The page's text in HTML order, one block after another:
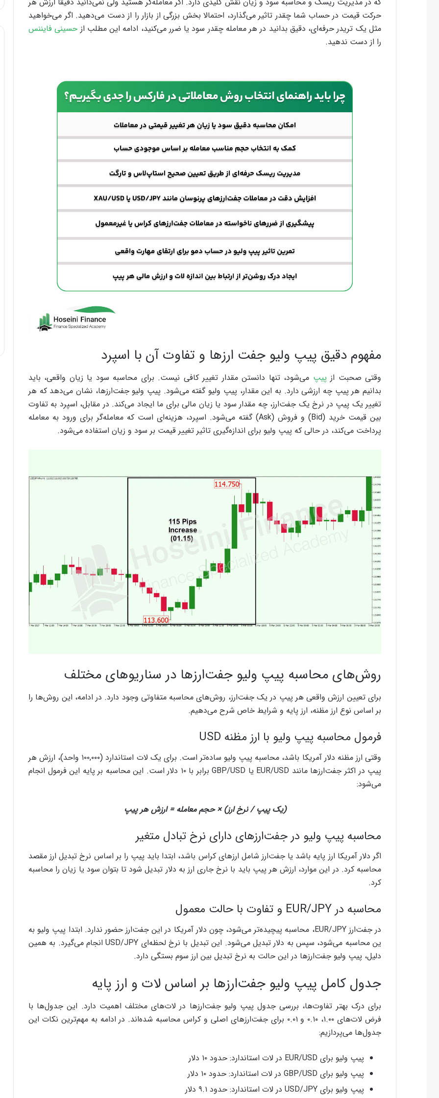
حرکت قیمت در حساب شما چقدر تاثیر می‌گذارد، احتمالا بخش بزرگی از بازار را از دست می‌دهید. اگر می‌خواهید
مثل یک تریدر حرفه‌ای، دقیق بدانید در هر معامله چقدر سود یا ضرر می‌کنید، ادامه این مطلب از حسینی فایننس
را از دست ندهید.
مفهوم دقیق پیپ ولیو جفت‌ ارزها و تفاوت آن با اسپرد
وقتی صحبت از پیپ می‌شود، تنها دانستن مقدار تغییر کافی نیست. برای محاسبه سود یا زیان واقعی، باید
بدانیم هر پیپ چه ارزشی دارد. به این مقدار، پیپ ولیو گفته می‌شود. پیپ ولیو جفت‌ارزها، نشان می‌دهد که هر
تغییر یک پیپ در نرخ یک جفت‌ارز، چه مقدار سود یا زیان مالی برای ما ایجاد می‌کند. در مقابل، اسپرد به تفاوت
بین قیمت خرید (Bid) و فروش (Ask) گفته می‌شود. اسپرد، هزینه‌ای است که معامله‌گر برای ورود به معامله
پرداخت می‌کند، در حالی که پیپ ولیو برای اندازه‌گیری تاثیر تغییر قیمت بر سود و زیان استفاده می‌شود.
روش‌های محاسبه پیپ ولیو جفت‌ارزها در سناریوهای مختلف
برای تعیین ارزش واقعی هر پیپ در یک جفت‌ارز، روش‌های محاسبه متفاوتی وجود دارد. در ادامه، این روش‌ها را
بر اساس نوع ارز مظنه، ارز پایه و شرایط خاص شرح می‌دهیم.
فرمول محاسبه پیپ ولیو با ارز مظنه USD
وقتی ارز مظنه دلار آمریکا باشد، محاسبه پیپ ولیو ساده‌تر است. برای یک لات استاندارد (۱۰۰,۰۰۰ واحد)، ارزش هر
پیپ در اکثر جفت‌ارزها مانند EUR/USD یا GBP/USD برابر با ۱۰ دلار است. این محاسبه بر پایه این فرمول انجام
می‌شود:
(یک پیپ / نرخ ارز) × حجم معامله = ارزش هر پیپ
محاسبه پیپ ولیو در جفت‌ارزهای دارای نرخ تبادل متغیر
اگر دلار آمریکا ارز پایه باشد یا جفت‌ارز شامل ارزهای کراس باشد، ابتدا باید پیپ را بر اساس نرخ تبدیل ارز مقصد
محاسبه کرد. در این موارد، ارزش هر پیپ باید با نرخ جاری ارز به دلار تبدیل شود تا بتوان سود یا زیان را محاسبه
کرد.
محاسبه در EUR/JPY و تفاوت با حالت معمول
در جفت‌ارز EUR/JPY، محاسبه پیچیده‌تر می‌شود، چون دلار آمریکا در این جفت‌ارز حضور ندارد. ابتدا پیپ ولیو به
ین محاسبه می‌شود، سپس به دلار تبدیل می‌شود. این تبدیل با نرخ لحظه‌ای USD/JPY انجام می‌گیرد. به همین
دلیل، پیپ ولیو جفت‌ارزها در این حالت به نرخ تبدیل بین ارز سوم بستگی دارد.
جدول کامل پیپ ولیو جفت‌ارزها بر اساس لات و ارز پایه
برای درک بهتر تفاوت‌ها، بررسی جدول پیپ ولیو جفت‌ارزها در لات‌های مختلف اهمیت دارد. این جدول‌ها با
فرض لات‌های ۱.۰۰، ۰.۱۰ و ۰.۰۱ برای جفت‌ارزهای اصلی و کراس محاسبه شده‌اند. در ادامه به مهم‌ترین نکات این
جدول‌ها می‌پردازیم:
پیپ ولیو برای EUR/USD در لات استاندارد: حدود ۱۰ دلار
پیپ ولیو برای GBP/USD در لات استاندارد: حدود ۱۰ دلار
پیپ ولیو برای USD/JPY در لات استاندارد: حدود ۹.۱ دلار